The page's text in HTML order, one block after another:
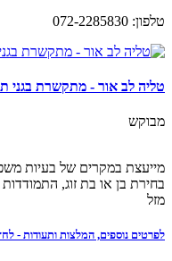
טלפון: 072-2285830
טליה לב אור - מתקשרת בגני
מבוקש
מייעצת במקרים של בעיות
בחירת בן או בת זוג,
מזל
לפרטים נוספים, המלצות ותעודות -